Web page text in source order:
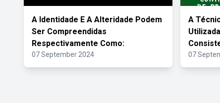
A Identidade E A Alteridade Podem
Ser Compreendidas
Respectivamente Como:
07 September 2024
A
07